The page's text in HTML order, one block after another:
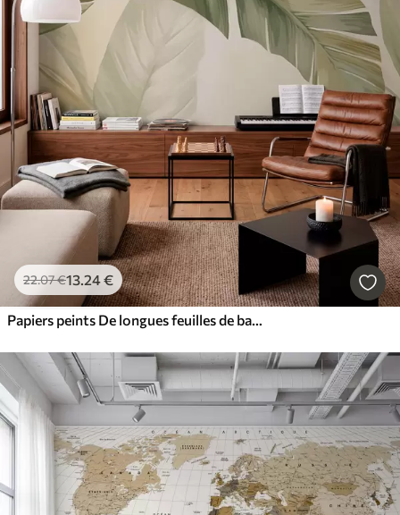
22.07€13.24€
Papiers peints De longues feuilles de bananier